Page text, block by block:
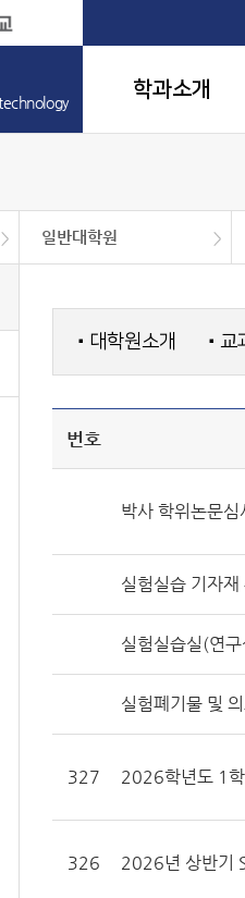
학과소개
일반대학원
일반대학원
산업대학원
■ 대학원소개 ■ 교
번호
박사 학위논문심
실험실습 기자재
실험실습실(연
실험폐기물 및
327 2026학년도 1학
326 2026년 상반기